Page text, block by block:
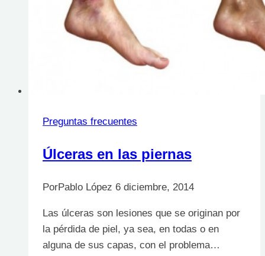
Preguntas frecuentes
Úlceras en las piernas
PorPablo López 6 diciembre, 2014
Las úlceras son lesiones que se originan por
la pérdida de piel, ya sea, en todas o en
alguna de sus capas, con el problema…